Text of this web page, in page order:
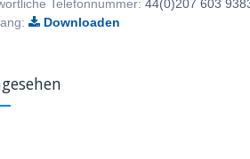
Telefonnummer: 44(0)207 603
Downloaden